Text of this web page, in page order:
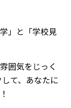
」と「学校見
囲気をじっく
て、あなたに